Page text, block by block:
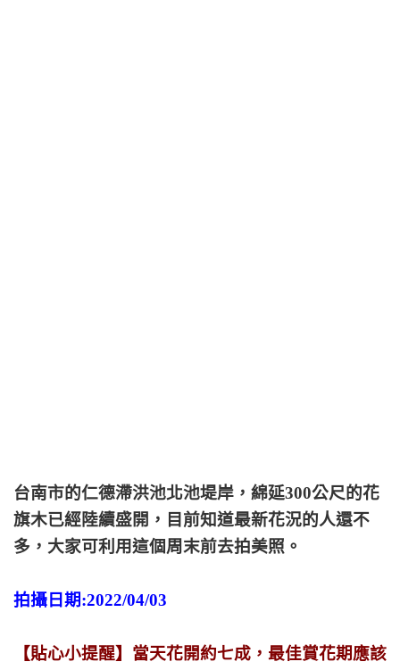
台南市的仁德滯洪池北池堤岸，綿延300公尺的花
旗木已經陸續盛開，目前知道最新花況的人還不
多，大家可利用這個周末前去拍美照。
拍攝日期:2022/04/03
【貼心小提醒】當天花開約七成，最佳賞花期應該